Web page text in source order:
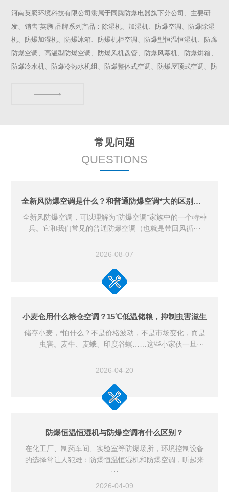
河南英腾环境科技有限公司隶属于同腾防爆电器旗下分公司、主要研
发、销售“英腾”品牌系列产品：除湿机、加湿机、防爆空调、防爆除湿
机、防爆加湿机、防爆冰箱、防爆机柜空调、防爆型恒温恒湿机、防腐
防爆空调、高温型防爆空调、防爆风机盘管、防爆风幕机、防爆烘箱、
防爆冷水机、防爆冷热水机组、防爆整体式空调、防爆屋顶式空调、防
湿装置、风机盘管、空调箱、移动空调、冷风机、转轮除湿机组、净化
常见问题
QUESTIONS
全新风防爆空调是什么？和普通防爆空调*大的区别在哪？
全新风防爆空调，可以理解为“防爆空调”家族中的一个特种
兵。它和我们常见的普通防爆空调（也就是带回风循···
2026-08-07
小麦仓用什么粮仓空调？15℃低温储粮，抑制虫害滋生
储存小麦，*怕什么？不是价格波动，不是市场变化，而是
——虫害。麦牛、麦蛾、印度谷螟……这些小家伙一旦···
2026-04-20
防爆恒温恒湿机与防爆空调有什么区别？
在化工厂、制药车间、实验室等防爆场所，环境控制设备
的选择常让人犯难：防爆恒温恒湿机和防爆空调，听起来
···
2026-04-09